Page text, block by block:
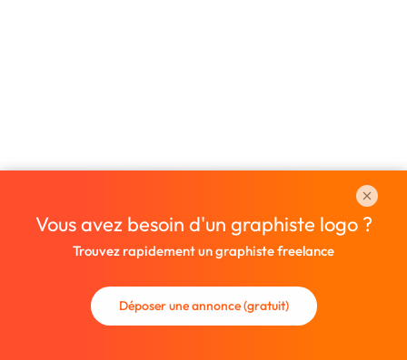
Vous avez besoin d'un graphiste logo ?
Trouvez rapidement un graphiste freelance
Déposer une annonce (gratuit)